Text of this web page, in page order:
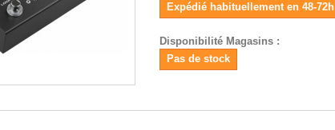
Expédié habituellement en 48-72h
Disponibilité Magasins :
Pas de stock